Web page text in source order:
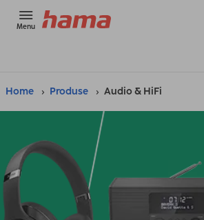
Menu
Home Produse Audio & HiFi